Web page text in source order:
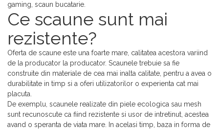
gaming, scaun bucatarie.
Ce scaune sunt mai
rezistente?
Oferta de scaune este una foarte mare, calitatea acestora variind
de la producator la producator. Scaunele trebuie sa fie
construite din materiale de cea mai inalta calitate, pentru a avea o
durabilitate in timp si a oferi utilizatorilor o experienta cat mai
placuta.
De exemplu, scaunele realizate din piele ecologica sau mesh
sunt recunoscute ca fiind rezistente si usor de intretinut, acestea
avand o speranta de viata mare. In acelasi timp, baza in forma de